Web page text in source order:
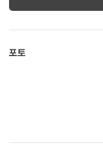
포토